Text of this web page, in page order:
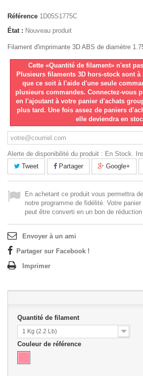
Référence 1D05S1775C
État : Nouveau produit
Filament d'imprimante 3D ABS de diamètre
Cette «Quantité de filament» n'est
Plusieurs filaments 3D hors-stock sont à
que ce soit à l'aide d'une seule
plusieurs commandes. Connectez-vous
en l'ajoutant à votre panier d'achats
plus tard. Une fois assez de paniers
elle deviendra en
Alerte de disponibilité du produit : En Stock.
Tweet
Partager Google+
En achetant ce produit vous permettra
notre programme de fidélité. Votre
peut être converti en un bon de
Envoyer à un ami
Partager sur Facebook !
Imprimer
Quantité de filament
1 Kg (2.2 Lb)
Couleur de référence